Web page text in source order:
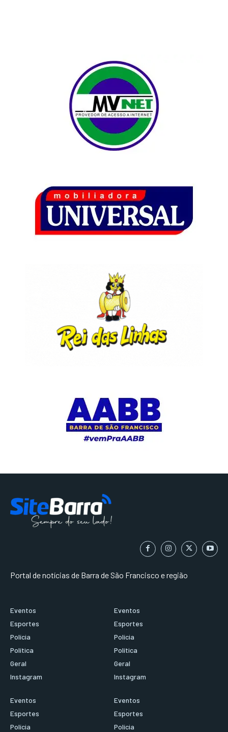
Portal de notícias de Barra de São Francisco e região
Eventos
Esportes
Polícia
Política
Geral
Instagram
Eventos
Esportes
Polícia
Política
Geral
Instagram
Eventos
Esportes
Polícia
Eventos
Esportes
Polícia